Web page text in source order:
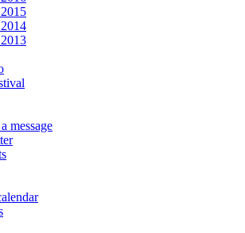
message